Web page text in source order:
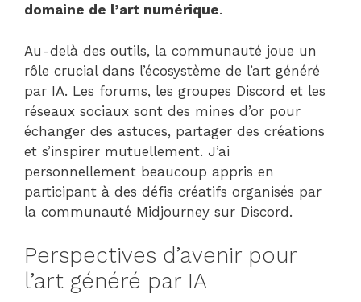
domaine de l’art numérique.
Au-delà des outils, la communauté joue un
rôle crucial dans l’écosystème de l’art généré
par IA. Les forums, les groupes Discord et les
réseaux sociaux sont des mines d’or pour
échanger des astuces, partager des créations
et s’inspirer mutuellement. J’ai
personnellement beaucoup appris en
participant à des défis créatifs organisés par
la communauté Midjourney sur Discord.
Perspectives d’avenir pour
l’art généré par IA